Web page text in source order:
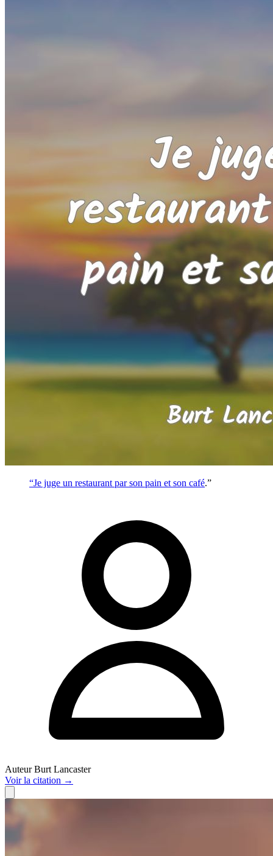
“Je juge un restaurant par son pain et son café.”
Auteur Burt Lancaster
Voirla citation →